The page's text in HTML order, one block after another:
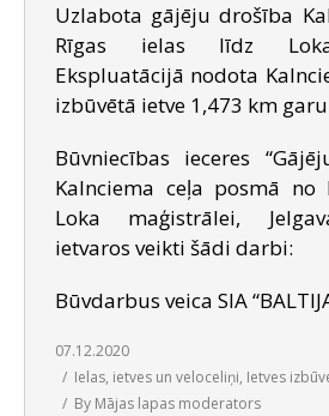
Uzlabota gājēju drošība
Rīgas ielas līdz
Ekspluatācijā nodota
izbūvētā ietve 1,473 km
Būvniecības ieceres
Kalnciema ceļa posmā no
Loka maģistrālei,
ietvaros veikti šādi darbi:
Būvdarbus veica SIA
07.12.2020
Ielas, ietves un veloceliņi, Ietves
By Mājas lapas moderators